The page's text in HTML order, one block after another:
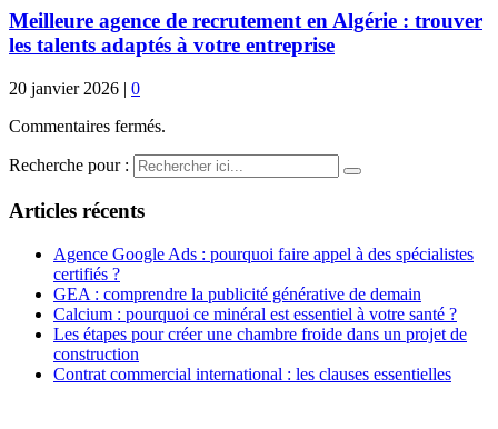
Meilleure agence de recrutement en Algérie : trouver
les talents adaptés à votre entreprise
20 janvier 2026 | 0
Commentaires fermés.
Recherche pour :
Articles récents
Agence Google Ads : pourquoi faire appel à des spécialistes
certifiés ?
GEA : comprendre la publicité générative de demain
Calcium : pourquoi ce minéral est essentiel à votre santé ?
Les étapes pour créer une chambre froide dans un projet de
construction
Contrat commercial international : les clauses essentielles